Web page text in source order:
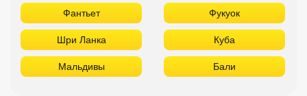
Фантьет Фукуок
Шри Ланка Куба
Мальдивы Бали